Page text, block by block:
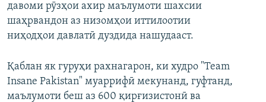
давоми рӯзҳои ахир маълумоти шахсии
шаҳрвандон аз низомҳои иттилоотии
ниҳодҳои давлатӣ дуздида нашудааст.
Қаблан як гуруҳи рахнагарон, ки худро "Team
Insane Pakistan" муаррифӣ мекунанд, гуфтанд,
маълумоти беш аз 600 қирғизистонӣ ва